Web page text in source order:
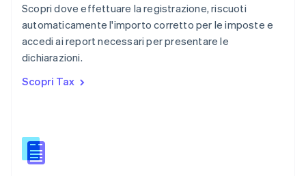
Scopri dove effettuare la registrazione, riscuoti
automaticamente l'importo corretto per le imposte e
accedi ai report necessari per presentare le
dichiarazioni.
Scopri Tax
English
Portogallo
RAS di Hong Kong, Cina
English简体中文
Regno Unito
English
English
Singapore